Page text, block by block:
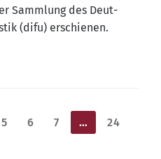
Samm­lung des Deut­
(difu) erschienen.
5 6 7 …
24